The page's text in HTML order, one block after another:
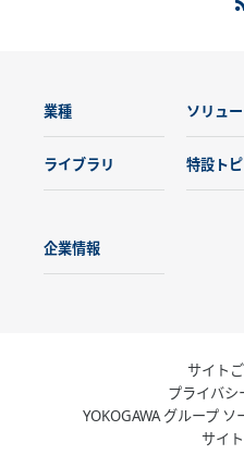
業種 ソリュ
ライブラリ 特設ト
企業情報
サイト
プライバシ
YOKOGAWA グループ
サイ